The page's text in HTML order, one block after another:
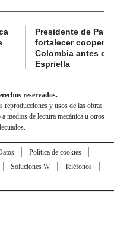
Presidente de
fortalecer
Colombia antes de
Espriella
reservados.
y usos de las obras
medios de lectura mecánica u otros
Política de cookies
Soluciones W
Teléfonos